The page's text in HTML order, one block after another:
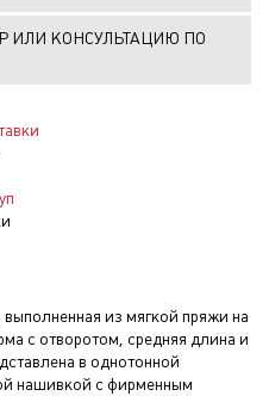
ИЛИ КОНСУЛЬТАЦИЮ ПО
из мягкой пряжи на
с отворотом, средняя длина и
в однотонной
нашивкой с фирменным